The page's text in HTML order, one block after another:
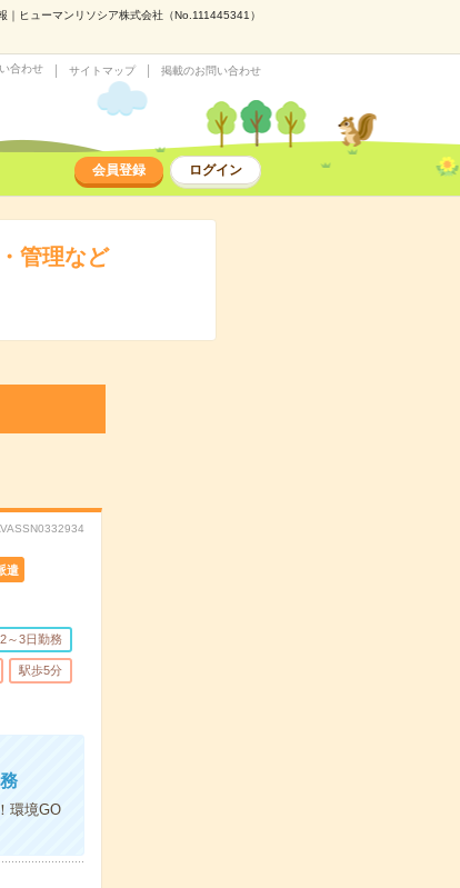
ヒューマンリソシア株式会社（No.111445341）
合わせ サイトマップ 掲載のお問い合わせ
会員登録 ログイン
管理など
遣
～3日勤務
駅歩5分
環境GO